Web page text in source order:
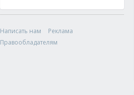
Написать нам
Реклама
Правообладателям